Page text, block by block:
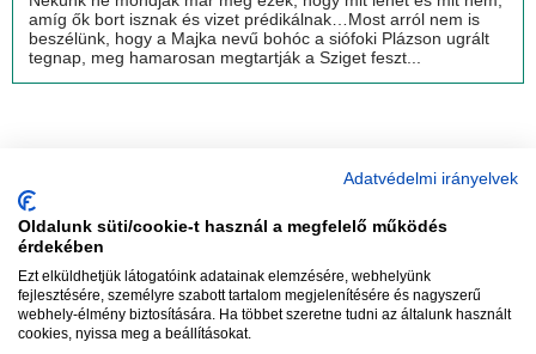
amíg ők bort isznak és vizet prédikálnak…Most arról nem is
beszélünk, hogy a Majka nevű bohóc a siófoki Plázson ugrált
tegnap, meg hamarosan megtartják a Sziget feszt...
Szerkesztőség:szerk@vadhajtasok.hu
Modi:moderator@vadhajtasok.hu
Adatvédelmi irányelvek
Oldalunk süti/cookie-t használ a megfelelő működés
érdekében
Ezt elküldhetjük látogatóink adatainak elemzésére, webhelyünk
fejlesztésére, személyre szabott tartalom megjelenítésére és nagyszerű
webhely-élmény biztosítására. Ha többet szeretne tudni az általunk használt
cookies, nyissa meg a beállításokat.